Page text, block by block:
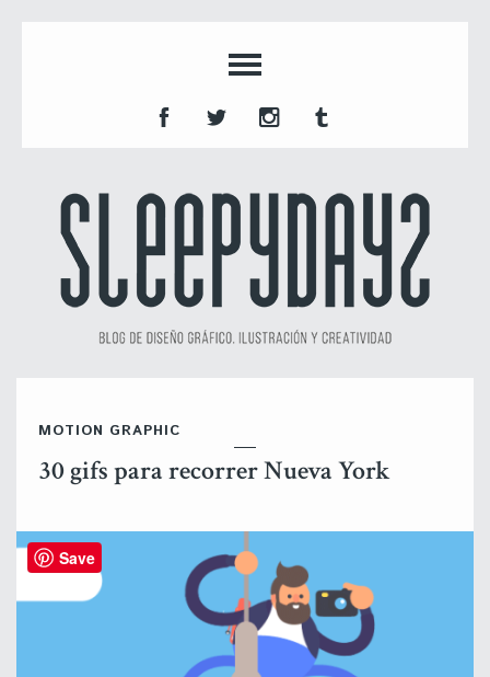
MOTION GRAPHIC
30 gifs para recorrer Nueva York
Save